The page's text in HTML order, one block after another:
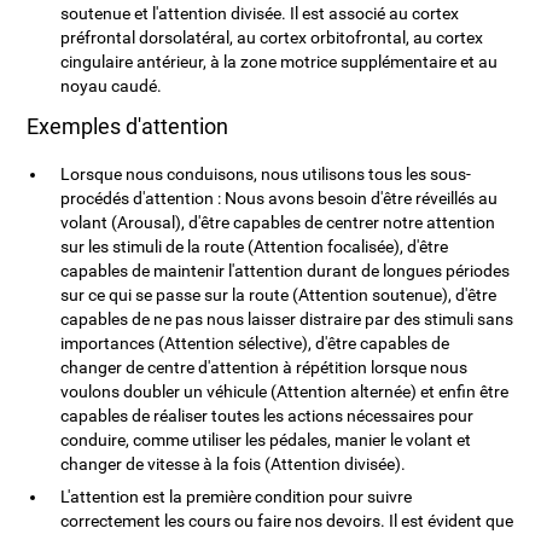
soutenue et l'attention divisée. Il est associé au cortex
préfrontal dorsolatéral, au cortex orbitofrontal, au cortex
cingulaire antérieur, à la zone motrice supplémentaire et au
noyau caudé.
Exemples d'attention
Lorsque nous conduisons, nous utilisons tous les sous-
procédés d'attention : Nous avons besoin d'être réveillés au
volant (Arousal), d'être capables de centrer notre attention
sur les stimuli de la route (Attention focalisée), d'être
capables de maintenir l'attention durant de longues périodes
sur ce qui se passe sur la route (Attention soutenue), d'être
capables de ne pas nous laisser distraire par des stimuli sans
importances (Attention sélective), d'être capables de
changer de centre d'attention à répétition lorsque nous
voulons doubler un véhicule (Attention alternée) et enfin être
capables de réaliser toutes les actions nécessaires pour
conduire, comme utiliser les pédales, manier le volant et
changer de vitesse à la fois (Attention divisée).
L'attention est la première condition pour suivre
correctement les cours ou faire nos devoirs. Il est évident que